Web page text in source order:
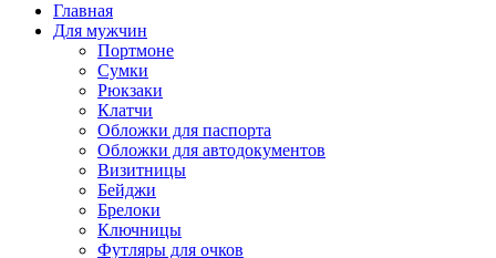
Главная
Для мужчин
Портмоне
Сумки
Рюкзаки
Клатчи
Обложки для паспорта
Обложки для автодокументов
Визитницы
Бейджи
Брелоки
Ключницы
Футляры для очков